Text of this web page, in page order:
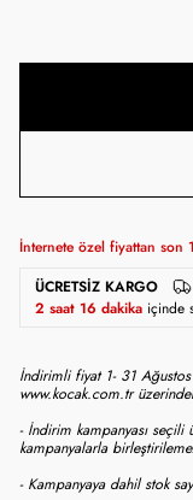
İnternete özel fiyattan son 1
ÜCRETSIZ KARGO
2 saat 16 dakika içinde
İndirimli fiyat 1- 31
www.kocak.com.tr
- İndirim kampanyası seçili
kampanyalarla
- Kampanyaya dahil stok